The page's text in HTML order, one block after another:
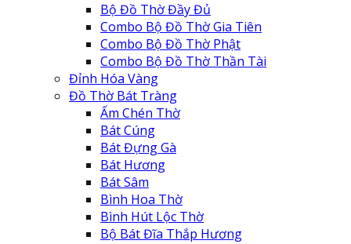
Bộ Đồ Thờ Đầy Đủ
Combo Bộ Đồ Thờ Gia Tiên
Combo Bộ Đồ Thờ Phật
Combo Bộ Đồ Thờ Thần Tài
Đỉnh Hóa Vàng
Đồ Thờ Bát Tràng
Ấm Chén Thờ
Bát Cúng
Bát Đựng Gà
Bát Hương
Bát Sâm
Bình Hoa Thờ
Bình Hút Lộc Thờ
Bộ Bát Đĩa Thắp Hương